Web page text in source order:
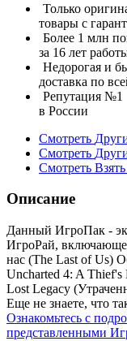
Только
товары с
Более 1 млн
за 16 лет
Недорогая и
доставка по
Репутация №1
в России
Смотреть
Смотреть
Смотреть
Описание
Данный ИгроПак -
ИгроРай,
нас (The Last of Us)
Uncharted 4: A Thief's
Lost Legacy
Еще не знаете, что
Ознакомьтесь с
представленными